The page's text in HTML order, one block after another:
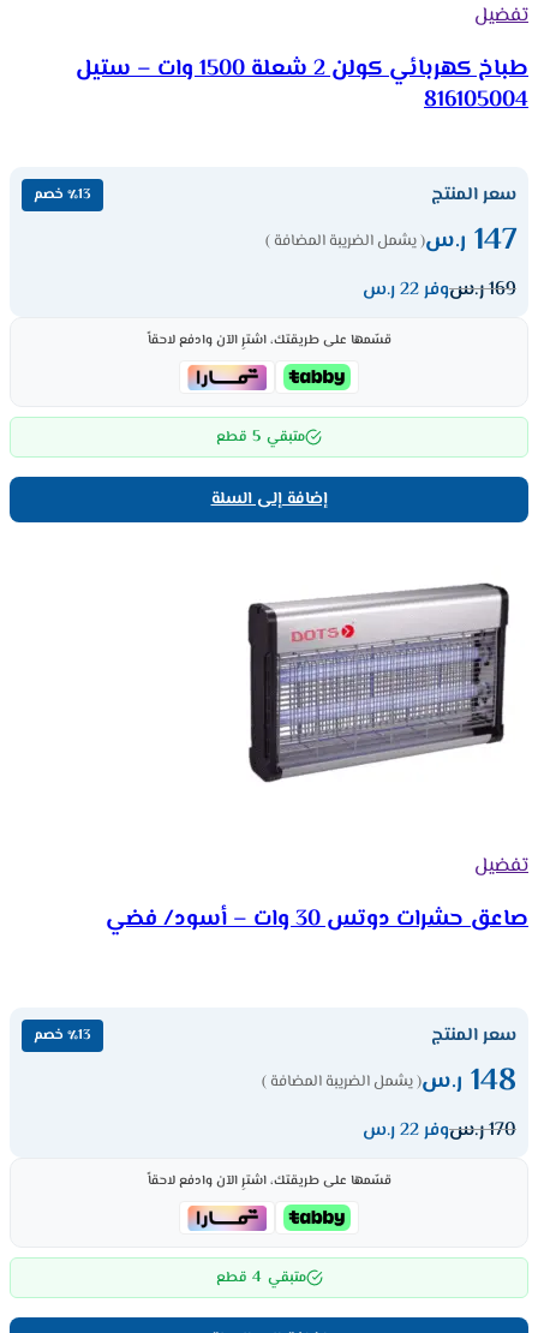
تفضيل
طباخ كهربائي كولن 2 شعلة 1500 وات – ستيل
816105004
سعر المنتج ٪13 خصم
147 ر.س( يشمل الضريبة المضافة )
169ر.سوفر 22 ر.س
قسّمها على طريقتك، اشترِ الآن وادفع لاحقاً
متبقي 5 قطع
إضافة إلى السلة
تفضيل
صاعق حشرات دوتس 30 وات – أسود/ فضي
سعر المنتج ٪13 خصم
148 ر.س( يشمل الضريبة المضافة )
170ر.سوفر 22 ر.س
قسّمها على طريقتك، اشترِ الآن وادفع لاحقاً
متبقي 4 قطع